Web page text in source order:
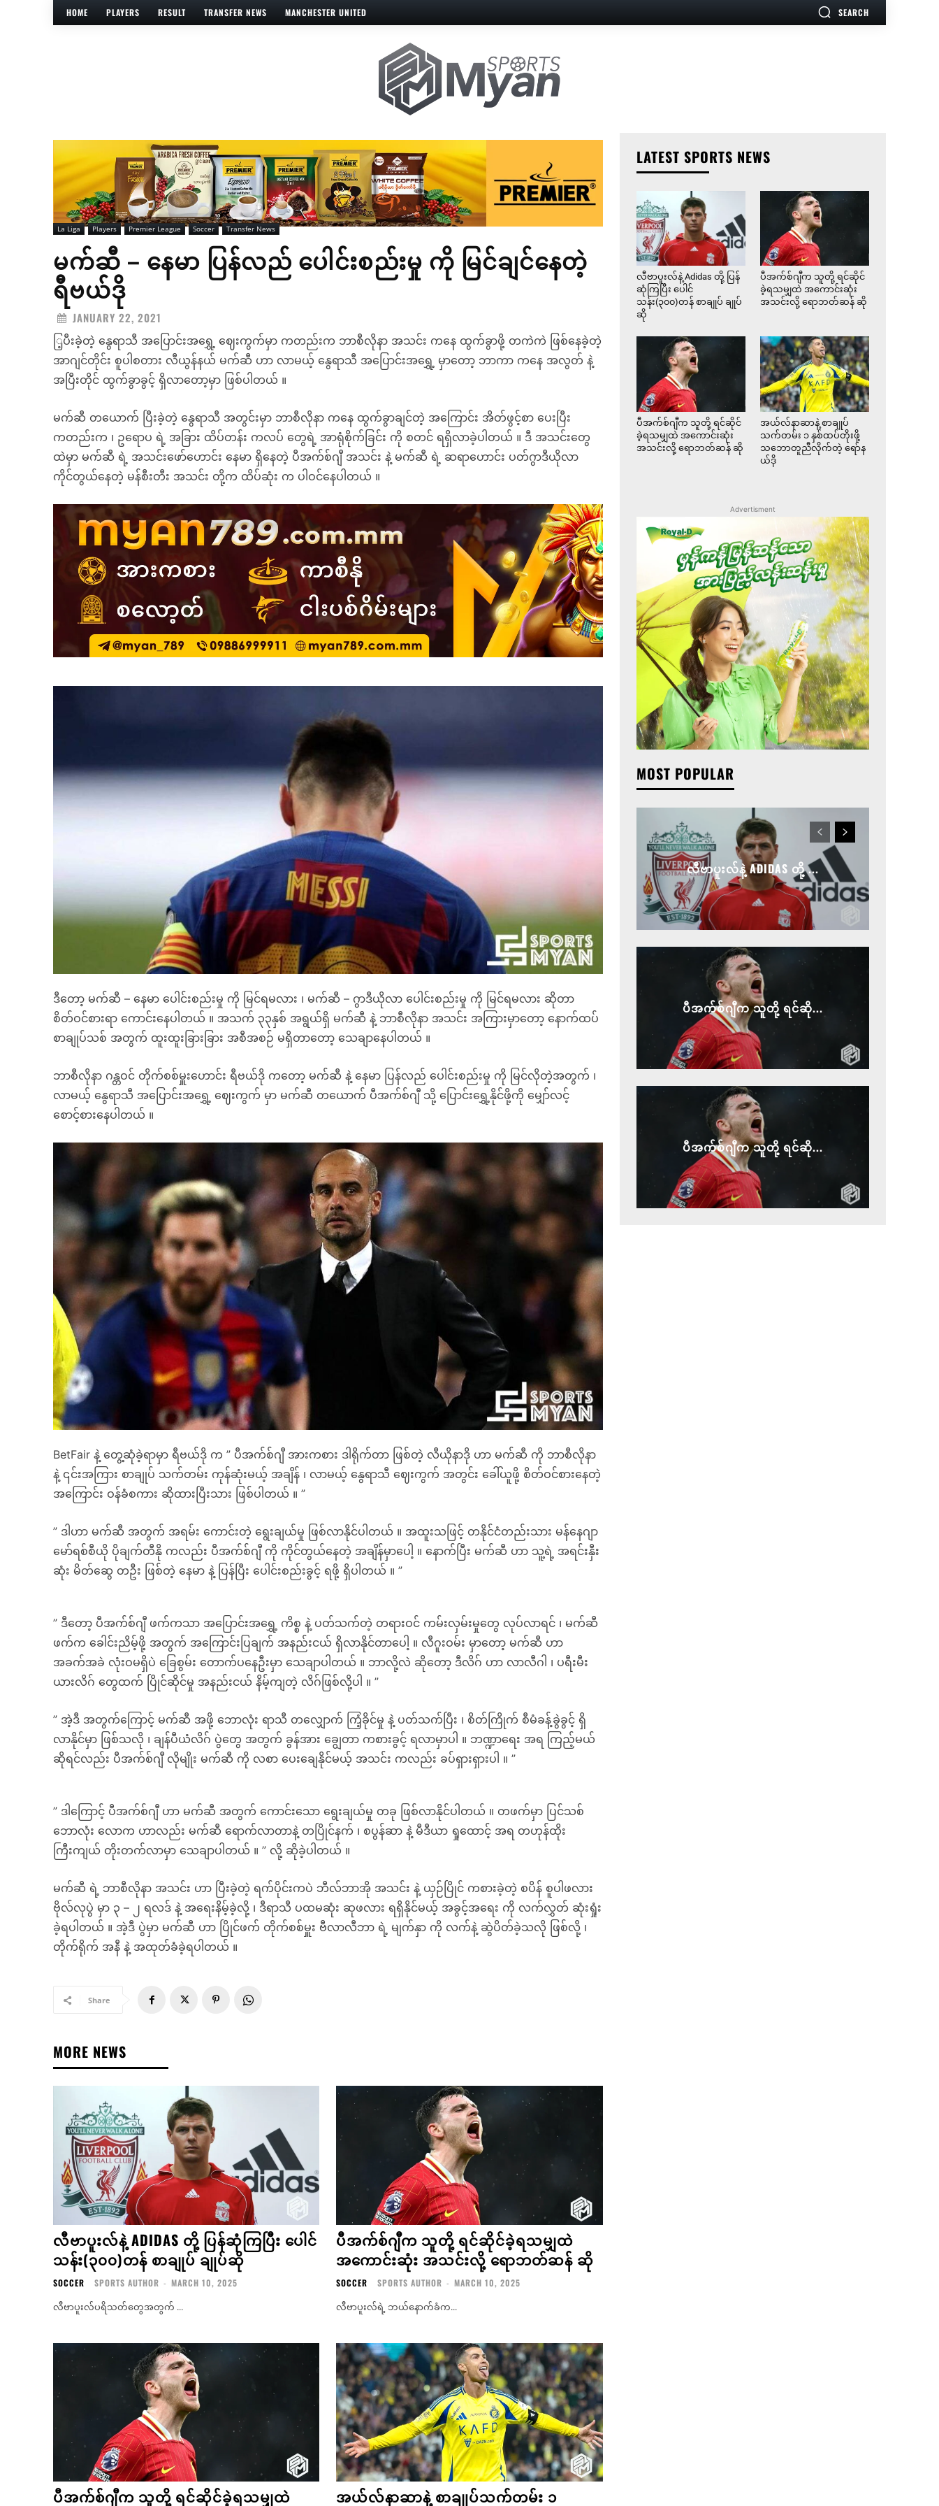
HOME PLAYERS RESULT TRANSFER NEWS MANCHESTER UNITED SEARCH
La Liga Players Premier League Soccer Transfer News
မက်ဆီ – နေမာ ပြန်လည် ပေါင်းစည်းမှု ကို မြင်ချင်နေတဲ့
ရီဗယ်ဒို
JANUARY 22, 2021
ြ့ပီးခဲ့တဲ့ နွေရာသီ အပြောင်းအရွှေ့ ဈေးကွက်မှာ ကတည်းက ဘာစီလိုနာ အသင်း ကနေ ထွက်ခွာဖို့ တကဲကဲ ဖြစ်နေခဲ့တဲ့
အာဂျင်တိုင်း စူပါစတား လီယွန်နယ် မက်ဆီ ဟာ လာမယ့် နွေရာသီ အပြောင်းအရွှေ့ မှာတော့ ဘာကာ ကနေ အလွတ် နဲ့
အပြီးတိုင် ထွက်ခွာခွင့် ရှိလာတော့မှာ ဖြစ်ပါတယ် ။
မက်ဆီ တယောက် ပြီးခဲ့တဲ့ နွေရာသီ အတွင်းမှာ ဘာစီလိုနာ ကနေ ထွက်ခွာချင်တဲ့ အကြောင်း အိတ်ဖွင့်စာ ပေးပြီး
ကတည်းက ၊ ဥရောပ ရဲ့ အခြား ထိပ်တန်း ကလပ် တွေရဲ့ အာရုံစိုက်ခြင်း ကို စတင် ရရှိလာခဲ့ပါတယ် ။ ဒီ အသင်းတွေ
ထဲမှာ မက်ဆီ ရဲ့ အသင်းဖော်ဟောင်း နေမာ ရှိနေတဲ့ ပီအက်စ်ဂျီ အသင်း နဲ့ မက်ဆီ ရဲ့ ဆရာဟောင်း ပတ်ဂွာဒီယိုလာ
ကိုင်တွယ်နေတဲ့ မန်စီးတီး အသင်း တို့က ထိပ်ဆုံး က ပါဝင်နေပါတယ် ။
ဒီတော့ မက်ဆီ – နေမာ ပေါင်းစည်းမှု ကို မြင်ရမလား ၊ မက်ဆီ – ဂွာဒီယိုလာ ပေါင်းစည်းမှု ကို မြင်ရမလား ဆိုတာ
စိတ်ဝင်စားရာ ကောင်းနေပါတယ် ။ အသက် ၃၃နှစ် အရွယ်ရှိ မက်ဆီ နဲ့ ဘာစီလိုနာ အသင်း အကြားမှာတော့ နောက်ထပ်
စာချုပ်သစ် အတွက် ထူးထူးခြားခြား အစီအစဉ် မရှိတာတော့ သေချာနေပါတယ် ။
ဘာစီလိုနာ ဂန္တဝင် တိုက်စစ်မှူးဟောင်း ရီဗယ်ဒို ကတော့ မက်ဆီ နဲ့ နေမာ ပြန်လည် ပေါင်းစည်းမှု ကို မြင်လိုတဲ့အတွက် ၊
လာမယ့် နွေရာသီ အပြောင်းအရွှေ့ ဈေးကွက် မှာ မက်ဆီ တယောက် ပီအက်စ်ဂျီ သို့ ပြောင်းရွှေ့နိုင်ဖို့ကို မျှော်လင့်
စောင့်စားနေပါတယ် ။
BetFair နဲ့ တွေ့ဆုံခဲ့ရာမှာ ရီဗယ်ဒို က ” ပီအက်စ်ဂျီ အားကစား ဒါရိုက်တာ ဖြစ်တဲ့ လီယိုနာဒို ဟာ မက်ဆီ ကို ဘာစီလိုနာ
နဲ့ ၎င်းအကြား စာချုပ် သက်တမ်း ကုန်ဆုံးမယ့် အချိန် ၊ လာမယ့် နွေရာသီ ဈေးကွက် အတွင်း ခေါ်ယူဖို့ စိတ်ဝင်စားနေတဲ့
အကြောင်း ဝန်ခံစကား ဆိုထားပြီးသား ဖြစ်ပါတယ် ။ ”
” ဒါဟာ မက်ဆီ အတွက် အရမ်း ကောင်းတဲ့ ရွေးချယ်မှု ဖြစ်လာနိုင်ပါတယ် ။ အထူးသဖြင့် တနိုင်ငံတည်းသား မန်နေဂျာ
မော်ရစ်စီယို ပိုချက်တီနို ကလည်း ပီအက်စ်ဂျီ ကို ကိုင်တွယ်နေတဲ့ အချိန်မှာပေါ့ ။ နောက်ပြီး မက်ဆီ ဟာ သူ့ရဲ့ အရင်းနှီး
ဆုံး မိတ်ဆွေ တဦး ဖြစ်တဲ့ နေမာ နဲ့ ပြန်ပြီး ပေါင်းစည်းခွင့် ရဖို့ ရှိပါတယ် ။ ”
” ဒီတော့ ပီအက်စ်ဂျီ ဖက်ကသာ အပြောင်းအရွှေ့ ကိစ္စ နဲ့ ပတ်သက်တဲ့ တရားဝင် ကမ်းလှမ်းမှုတွေ လုပ်လာရင် ၊ မက်ဆီ
ဖက်က ခေါင်းညိမ့်ဖို့ အတွက် အကြောင်းပြချက် အနည်းငယ် ရှိလာနိုင်တာပေါ့ ။ လီဂူးဝမ်း မှာတော့ မက်ဆီ ဟာ
အခက်အခဲ လုံးဝမရှိပဲ ခြေစွမ်း တောက်ပနေဦးမှာ သေချာပါတယ် ။ ဘာလို့လဲ ဆိုတော့ ဒီလိဂ် ဟာ လာလီဂါ ၊ ပရီးမီး
ယားလိဂ် တွေထက် ပြိုင်ဆိုင်မှု အနည်းငယ် နိမ့်ကျတဲ့ လိဂ်ဖြစ်လို့ပါ ။ ”
” အဲ့ဒီ အတွက်ကြောင့် မက်ဆီ အဖို့ ဘောလုံး ရာသီ တလျှောက် ကြံ့ခိုင်မှု နဲ့ ပတ်သက်ပြီး ၊ စိတ်ကြိုက် စီမံခန့်ခွဲခွင့် ရှိ
လာနိုင်မှာ ဖြစ်သလို ၊ ချန်ပီယံလိဂ် ပွဲတွေ အတွက် ခွန်အား ချွေတာ ကစားခွင့် ရလာမှာပါ ။ ဘဏ္ဍာရေး အရ ကြည့်မယ်
ဆိုရင်လည်း ပီအက်စ်ဂျီ လိုမျိုး မက်ဆီ ကို လစာ ပေးချေနိုင်မယ့် အသင်း ကလည်း ခပ်ရှားရှားပါ ။ ”
” ဒါကြောင့် ပီအက်စ်ဂျီ ဟာ မက်ဆီ အတွက် ကောင်းသော ရွေးချယ်မှု တခု ဖြစ်လာနိုင်ပါတယ် ။ တဖက်မှာ ပြင်သစ်
ဘောလုံး လောက ဟာလည်း မက်ဆီ ရောက်လာတာနဲ့ တပြိုင်နက် ၊ စပွန်ဆာ နဲ့ မီဒီယာ ရှုထောင့် အရ တဟုန်ထိုး
ကြီးကျယ် တိုးတက်လာမှာ သေချာပါတယ် ။ ” လို့ ဆိုခဲ့ပါတယ် ။
မက်ဆီ ရဲ့ ဘာစီလိုနာ အသင်း ဟာ ပြီးခဲ့တဲ့ ရက်ပိုင်းကပဲ ဘီလ်ဘာအို အသင်း နဲ့ ယှဉ်ပြိုင် ကစားခဲ့တဲ့ စပိန် စူပါဖလား
ဗိုလ်လုပွဲ မှာ ၃ – ၂ ရလဒ် နဲ့ အရေးနိမ့်ခဲ့လို့ ၊ ဒီရာသီ ပထမဆုံး ဆုဖလား ရရှိနိုင်မယ့် အခွင့်အရေး ကို လက်လွှတ် ဆုံးရှုံး
ခဲ့ရပါတယ် ။ အဲ့ဒီ ပွဲမှာ မက်ဆီ ဟာ ပြိုင်ဖက် တိုက်စစ်မှူး ဗီလာလီဘာ ရဲ့ မျက်နှာ ကို လက်နဲ့ ဆွဲပိတ်ခဲ့သလို ဖြစ်လို့ ၊
တိုက်ရိုက် အနီ နဲ့ အထုတ်ခံခဲ့ရပါတယ် ။
Share
MORE NEWS
လီဗာပူးလ်နဲ့ ADIDAS တို့ ပြန်ဆုံကြပြီး ပေါင်
သန်း(၃၀၀)တန် စာချုပ် ချုပ်ဆို
SOCCER SPORTS AUTHOR - MARCH 10, 2025
လီဗာပူးလ်ပရိသတ်တွေအတွက် ...
ပီအက်စ်ဂျီက သူတို့ ရင်ဆိုင်ခဲ့ရသမျှထဲ
အကောင်းဆုံး အသင်းလို့ ရောဘတ်ဆန် ဆို
SOCCER SPORTS AUTHOR - MARCH 10, 2025
လီဗာပူးလ်ရဲ့ ဘယ်နောက်ခံက...
ပီအက်စ်ဂျီက သူတို့ ရင်ဆိုင်ခဲ့ရသမျှထဲ
အယ်လ်နာဆာနဲ့ စာချုပ်သက်တမ်း ၁
LATEST SPORTS NEWS
လီဗာပူးလ်နဲ့ Adidas တို့ ပြန်
ဆုံကြပြီး ပေါင်
သန်း(၃၀၀)တန် စာချုပ် ချုပ်
ဆို
ပီအက်စ်ဂျီက သူတို့ ရင်ဆိုင်
ခဲ့ရသမျှထဲ အကောင်းဆုံး
အသင်းလို့ ရောဘတ်ဆန် ဆို
ပီအက်စ်ဂျီက သူတို့ ရင်ဆိုင်
ခဲ့ရသမျှထဲ အကောင်းဆုံး
အသင်းလို့ ရောဘတ်ဆန် ဆို
အယ်လ်နာဆာနဲ့ စာချုပ်
သက်တမ်း ၁ နှစ်ထပ်တိုးဖို့
သဘောတူညီလိုက်တဲ့ ရော်န
ယ်ဒို
Advertisment
MOST POPULAR
လီဗာပူးလ်နဲ့ ADIDAS တို့ ...
ပီအက်စ်ဂျီက သူတို့ ရင်ဆို...
ပီအက်စ်ဂျီက သူတို့ ရင်ဆို...